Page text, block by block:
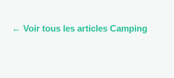
← Voir tous les articles Camping